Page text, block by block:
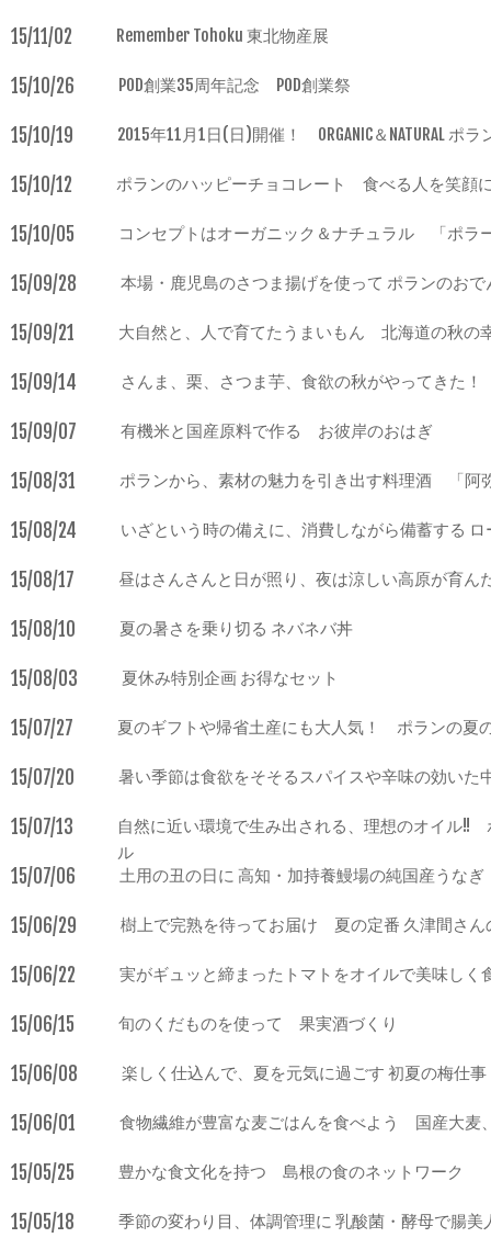
15/11/02 Remember Tohoku 東北物産展
15/10/26 POD創業35周年記念 POD創業祭
15/10/19 2015年11月1日(日)開催！ ORGANIC＆NATURAL ポ
15/10/12 ポランのハッピーチョコレート 食べる人を笑顔
15/10/05 コンセプトはオーガニック＆ナチュラル 「ポラ
15/09/28 本場・鹿児島のさつま揚げを使って ポランのおで
15/09/21 大自然と、人で育てたうまいもん 北海道の秋の
15/09/14 さんま、栗、さつま芋、食欲の秋がやってきた
15/09/07 有機米と国産原料で作る お彼岸のおはぎ
15/08/31 ポランから、素材の魅力を引き出す料理酒 「
15/08/24 いざという時の備えに、消費しながら備蓄する
15/08/17 昼はさんさんと日が照り、夜は涼しい高原が育
15/08/10 夏の暑さを乗り切る ネバネバ丼
15/08/03 夏休み特別企画 お得なセット
15/07/27 夏のギフトや帰省土産にも大人気！ ポランの夏
15/07/20 暑い季節は食欲をそそるスパイスや辛味の効いた
15/07/13
自然に近い環境で生み出される、理想のオイル!!
ル
15/07/06 土用の丑の日に 高知・加持養鰻場の純国産うなぎ
15/06/29 樹上で完熟を待ってお届け 夏の定番 久津間さん
15/06/22 実がギュッと締まったトマトをオイルで美味しく
15/06/15 旬のくだものを使って 果実酒づくり
15/06/08 楽しく仕込んで、夏を元気に過ごす 初夏の梅仕事
15/06/01 食物繊維が豊富な麦ごはんを食べよう 国産大麦
15/05/25 豊かな食文化を持つ 島根の食のネットワーク
15/05/18 季節の変わり目、体調管理に 乳酸菌・酵母で腸美